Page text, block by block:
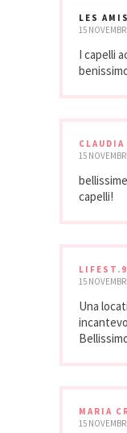
LES AMIS
15
I capelli
CLAUDIA
15
capelli!
15
Una
MARIA
15